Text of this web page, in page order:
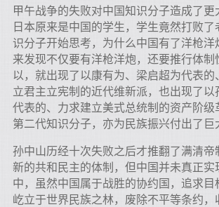
甲午战争的失败对中国知识分子造成了更
日本原来是中国的学生，学生竟然打败了
识分子开始思考，为什么中国有了洋枪洋
来发现不仅要有洋枪洋炮，还要推行体制
以，就出现了以康有为、梁启超为代表的
立君主立宪制的近代维新派，也出现了以
代表的、力求建立美式总统制的资产阶级
第二代知识分子，亦为民族振兴付出了巨
孙中山历经十次失败之后才推翻了满清帝
新的共和民主的体制，但中国并未真正实
中，虽然中国属于战胜的协约国，追求目
屹立于世界民族之林，废除不平等条约，